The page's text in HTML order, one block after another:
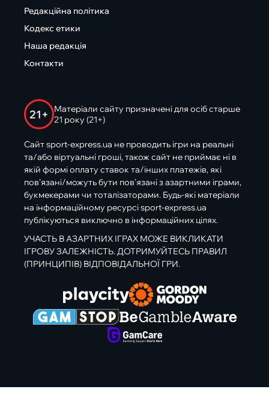
Редакційна політика
Кодекс етики
Наша редакція
Контакти
21+
Матеріали сайту призначені для осіб старше
21 року (21+)
Сайт sport-express.ua не проводить ігри на реальні
та/або віртуальні гроші, також сайт не приймає ні в
якій формі оплату ставок та/інших платежів, які
пов’язані/можуть бути пов’язані з азартними іграми,
букмекерами чи тоталізаторами. Будь-які матеріали
на інформаційному ресурсі sport-express.ua
публікуються виключно в інформаційних цілях.
УЧАСТЬ В АЗАРТНИХ ІГРАХ МОЖЕ ВИКЛИКАТИ
ІГРОВУ ЗАЛЕЖНІСТЬ. ДОТРИМУЙТЕСЬ ПРАВИЛ
(ПРИНЦИПІВ) ВІДПОВІДАЛЬНОЇ ГРИ.